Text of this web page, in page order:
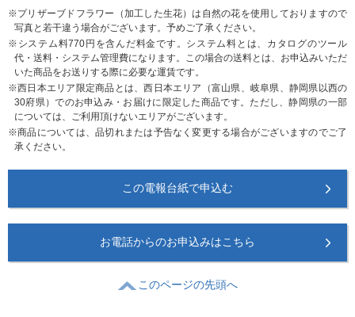
プリザーブドフラワー（加工した生花）は自然の花を使用しておりますので
写真と若干違う場合がございます。予めご了承ください。
システム料770円を含んだ料金です。システム料とは、カタログのツール
代・送料・システム管理費になります。この場合の送料とは、お申込みいただ
いた商品をお送りする際に必要な運賃です。
西日本エリア限定商品とは、西日本エリア（富山県、岐阜県、静岡県以西の
30府県）でのお申込み・お届けに限定した商品です。ただし、静岡県の一部
については、ご利用頂けないエリアがございます。
商品については、品切れまたは予告なく変更する場合がございますのでご了
承ください。
この電報台紙で申込む
お電話からのお申込みはこちら
このページの先頭へ